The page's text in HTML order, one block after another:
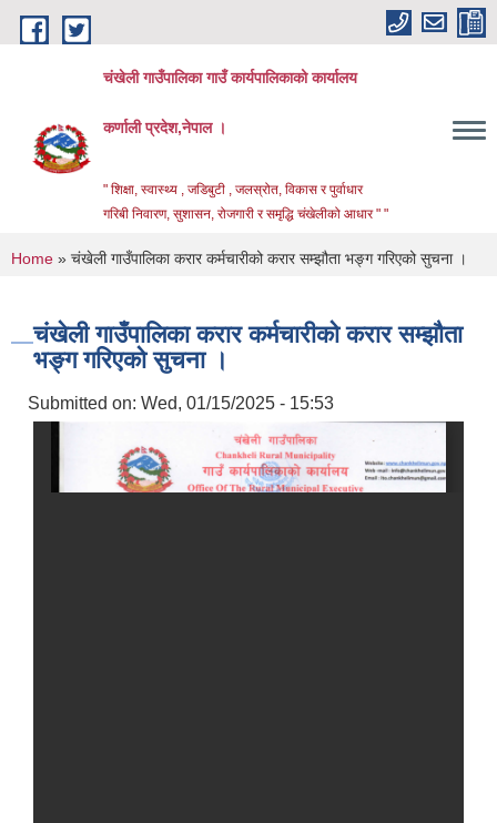
Skip to main content
चंखेली गाउँपालिका गाउँ कार्यपालिकाको कार्यालय
कर्णाली प्रदेश,नेपाल ।
" शिक्षा, स्वास्थ्य , जडिबुटी , जलस्रोत, विकास र पुर्वाधार
गरिबी निवारण, सुशासन, रोजगारी र समृद्धि चंखेलीको आधार " "
You are here
Home » चंखेली गाउँपालिका करार कर्मचारीको करार सम्झौता भङ्ग गरिएको सुचना ।
चंखेली गाउँपालिका करार कर्मचारीको करार सम्झौता
भङ्ग गरिएको सुचना ।
Submitted on: Wed, 01/15/2025 - 15:53